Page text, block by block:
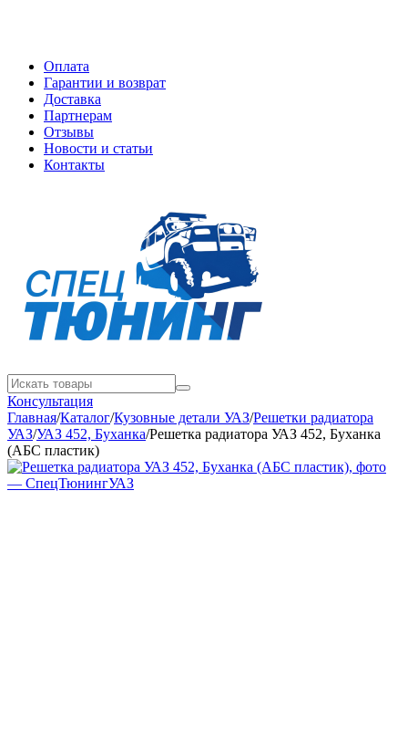
Оплата
Гарантии и возврат
Доставка
Партнерам
Отзывы
Новости и статьи
Контакты
Консультация
Главная/Каталог/Кузовные детали УАЗ/Решетки радиатора
УАЗ/УАЗ 452, Буханка/Решетка радиатора УАЗ 452, Буханка
(АБС пластик)